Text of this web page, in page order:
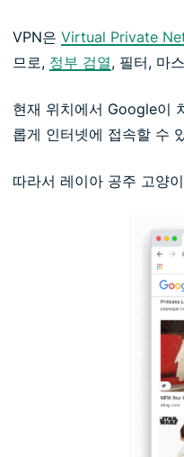
VPN은 Virtual Private
므로, 정부 검열, 필터, 마
현재 위치에서 Google이
롭게 인터넷에 접속할 수
따라서 레이아 공주 고양